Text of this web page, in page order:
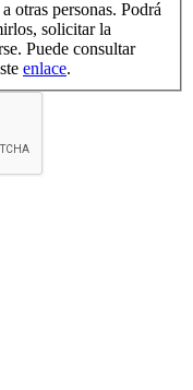
otras personas. Podrá
solicitar la
Puede consultar
enlace.